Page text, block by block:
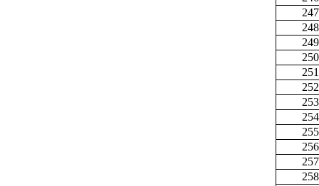
247
248
249
250
251
252
253
254
255
256
257
258